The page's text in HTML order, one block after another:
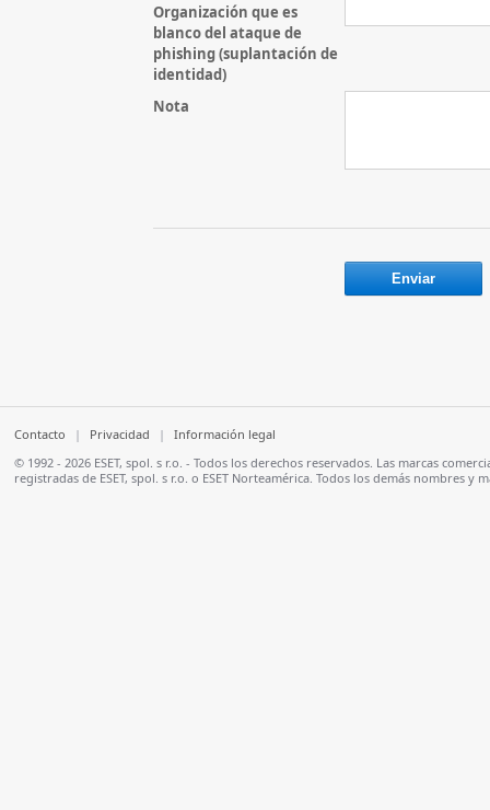
Organización que es
blanco del ataque de
phishing (suplantación de
identidad)
Nota
Contacto | Privacidad |
Información legal
© 1992 - 2026 ESET, spol. s r.o. - Todos los derechos reservados. Las marcas
registradas de ESET, spol. s r.o. o ESET Norteamérica. Todos los demás nombres y